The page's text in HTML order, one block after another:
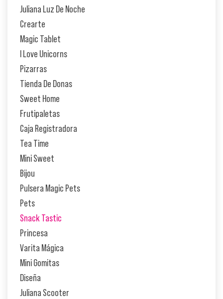
Juliana Luz De Noche
Crearte
Magic Tablet
I Love Unicorns
Pizarras
Tienda De Donas
Sweet Home
Frutipaletas
Caja Registradora
Tea Time
Mini Sweet
Bijou
Pulsera Magic Pets
Pets
Snack Tastic
Princesa
Varita Mágica
Mini Gomitas
Diseña
Juliana Scooter